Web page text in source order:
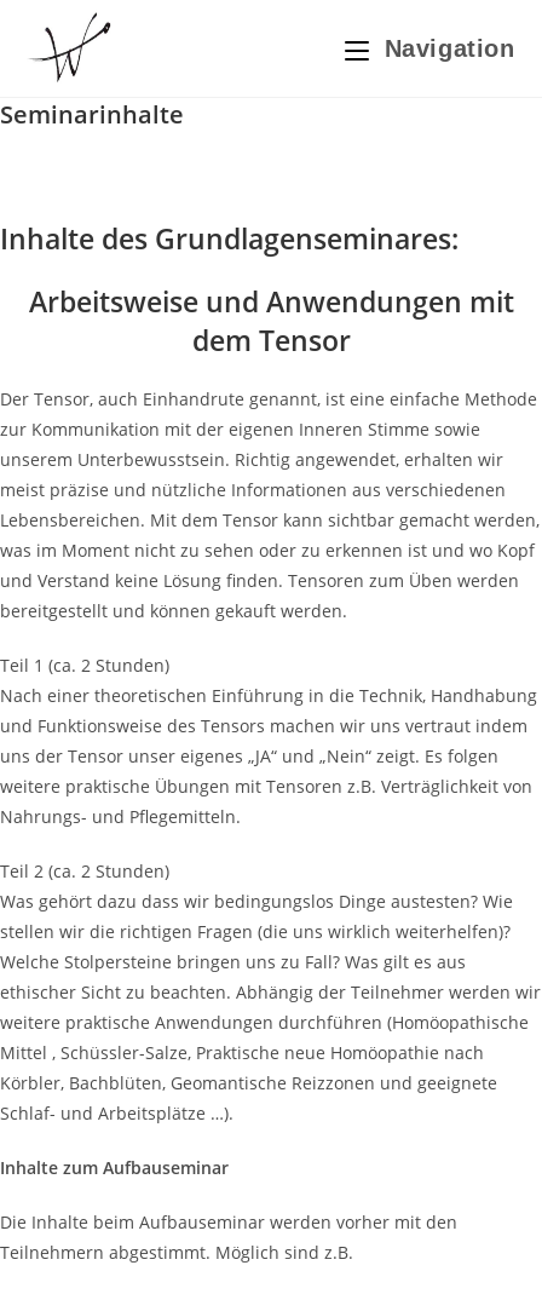
springen
Navigation
Seminarinhalte
Inhalte des Grundlagenseminares:
Arbeitsweise und Anwendungen mit
dem Tensor
Der Tensor, auch Einhandrute genannt, ist eine einfache Methode
zur Kommunikation mit der eigenen Inneren Stimme sowie
unserem Unterbewusstsein. Richtig angewendet, erhalten wir
meist präzise und nützliche Informationen aus verschiedenen
Lebensbereichen. Mit dem Tensor kann sichtbar gemacht werden,
was im Moment nicht zu sehen oder zu erkennen ist und wo Kopf
und Verstand keine Lösung finden. Tensoren zum Üben werden
bereitgestellt und können gekauft werden.
Teil 1 (ca. 2 Stunden)
Nach einer theoretischen Einführung in die Technik, Handhabung
und Funktionsweise des Tensors machen wir uns vertraut indem
uns der Tensor unser eigenes „JA“ und „Nein“ zeigt. Es folgen
weitere praktische Übungen mit Tensoren z.B. Verträglichkeit von
Nahrungs- und Pflegemitteln.
Teil 2 (ca. 2 Stunden)
Was gehört dazu dass wir bedingungslos Dinge austesten? Wie
stellen wir die richtigen Fragen (die uns wirklich weiterhelfen)?
Welche Stolpersteine bringen uns zu Fall? Was gilt es aus
ethischer Sicht zu beachten. Abhängig der Teilnehmer werden wir
weitere praktische Anwendungen durchführen (Homöopathische
Mittel , Schüssler-Salze, Praktische neue Homöopathie nach
Körbler, Bachblüten, Geomantische Reizzonen und geeignete
Schlaf- und Arbeitsplätze …).
Inhalte zum Aufbauseminar
Die Inhalte beim Aufbauseminar werden vorher mit den
Teilnehmern abgestimmt. Möglich sind z.B.